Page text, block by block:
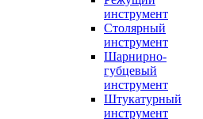
инструмент
Столярный
инструмент
Шарнирно-
губцевый
инструмент
Штукатурный
инструмент